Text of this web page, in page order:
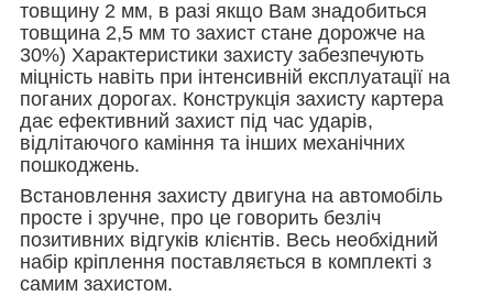
товщину 2 мм, в разі якщо Вам знадобиться
товщина 2,5 мм то захист стане дорожче на
30%) Характеристики захисту забезпечують
міцність навіть при інтенсивній експлуатації на
поганих дорогах. Конструкція захисту картера
дає ефективний захист під час ударів,
відлітаючого каміння та інших механічних
пошкоджень.
Встановлення захисту двигуна на автомобіль
просте і зручне, про це говорить безліч
позитивних відгуків клієнтів. Весь необхідний
набір кріплення поставляється в комплекті з
самим захистом.